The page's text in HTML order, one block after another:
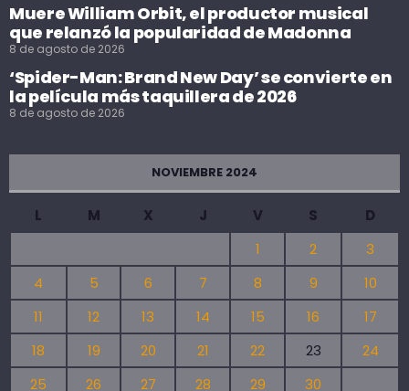
Muere William Orbit, el productor musical
que relanzó la popularidad de Madonna
8 de agosto de 2026
‘Spider-Man: Brand New Day’ se convierte en
la película más taquillera de 2026
8 de agosto de 2026
NOVIEMBRE 2024
L M X J V S
D
1
2
3
4
5 6 7 8 9
10
11
12 13 14 15 16
17
18
19 20 21 22 23
24
25
26 27 28 29 30